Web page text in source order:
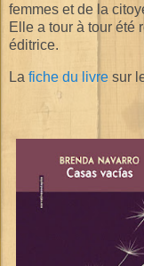
femmes et de la
Elle a tour à tour été
éditrice.
La fiche du livre sur